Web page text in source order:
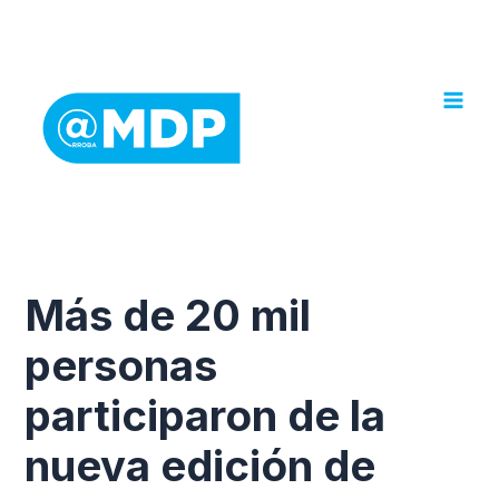
Más de 20 mil
personas
participaron de la
nueva edición de